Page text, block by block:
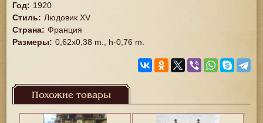
Год: 1920
Стиль: Людовик XV
Страна: Франция
Размеры: 0,62x0,38 m., h-0,76 m.
Похожие товары